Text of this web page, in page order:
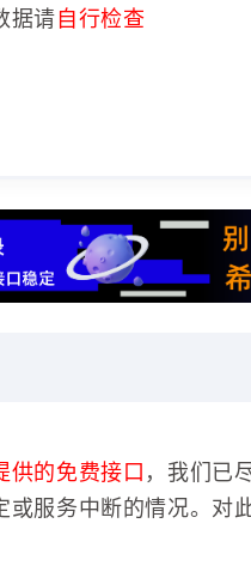
据请 自行检查
供的免费接口 ，我们已
服务中断的情况。对